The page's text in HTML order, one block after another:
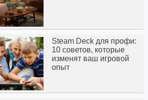
Steam Deck для профи:
10 советов, которые
изменят ваш игровой
опыт